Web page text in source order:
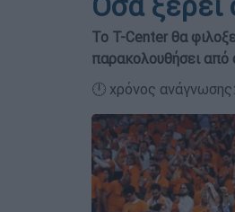
Το T-Center θα
παρακολουθήσει
🕛 χρόνος